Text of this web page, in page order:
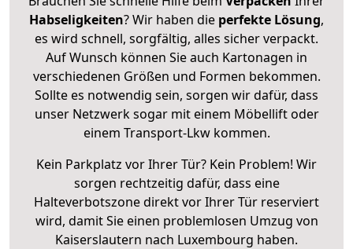
Habseligkeiten? Wir haben die perfekte Lösung,
es wird schnell, sorgfältig, alles sicher verpackt.
Auf Wunsch können Sie auch Kartonagen in
verschiedenen Größen und Formen bekommen.
Sollte es notwendig sein, sorgen wir dafür, dass
unser Netzwerk sogar mit einem Möbellift oder
einem Transport-Lkw kommen.
Kein Parkplatz vor Ihrer Tür? Kein Problem! Wir
sorgen rechtzeitig dafür, dass eine
Halteverbotszone direkt vor Ihrer Tür reserviert
wird, damit Sie einen problemlosen Umzug von
Kaiserslautern nach Luxembourg haben.